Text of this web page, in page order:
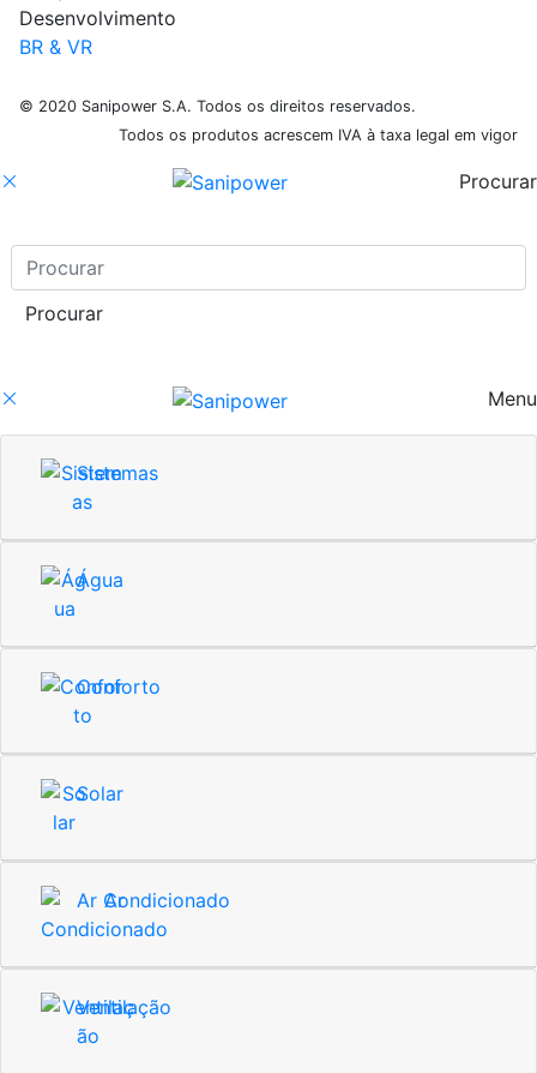
Desenvolvimento
BR & VR
© 2020 Sanipower S.A. Todos os direitos reservados.
Todos os produtos acrescem IVA à taxa legal em vigor
Procurar
Menu
Sistemas
Água
Conforto
Solar
Ar Condicionado
Ventilação